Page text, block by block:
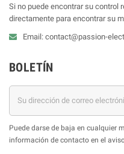
Si no puede encontrar su control
directamente para encontrar su
Email: contact@passion-
BOLETÍN
Puede darse de baja en cualquier
información de contacto en el